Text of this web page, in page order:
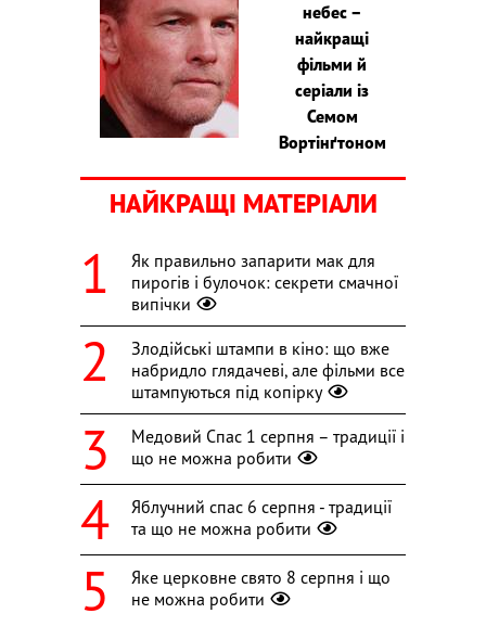
небес –
найкращі
фільми й
серіали із
Семом
Вортінґтоном
НАЙКРАЩІ МАТЕРІАЛИ
Як правильно запарити мак для
пирогів і булочок: секрети смачної
випічки
Злодійські штампи в кіно: що вже
набридло глядачеві, але фільми все
штампуються під копірку
Медовий Спас 1 серпня – традиції і
що не можна робити
Яблучний спас 6 серпня - традиції
та що не можна робити
Яке церковне свято 8 серпня і що
не можна робити